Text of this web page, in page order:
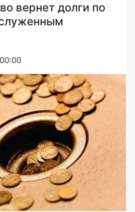
вернет долги по